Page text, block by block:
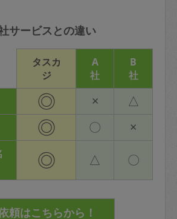
サービスとの違い
タスカ
ジ
A
社
B
社
◎ × △
◎ 〇 ×
◎ △ 〇